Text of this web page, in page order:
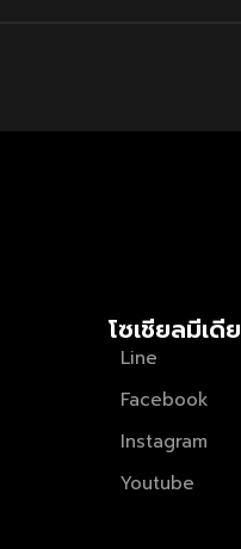
โซเชียลมีเดีย
Line
Facebook
Instagram
Youtube